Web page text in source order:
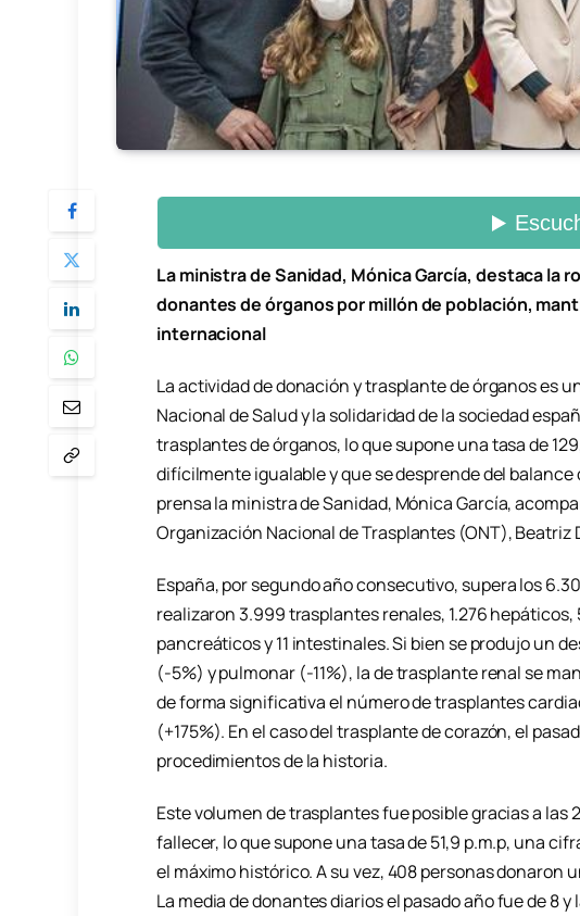
La ministra de Sanidad, Mónica García, destaca la
donantes de órganos por millón de población,
internacional
La actividad de donación y trasplante de órganos es
Nacional de Salud y la solidaridad de la sociedad
trasplantes de órganos, lo que supone una tasa de
difícilmente igualable y que se desprende del
prensa la ministra de Sanidad, Mónica García,
Organización Nacional de Trasplantes (ONT), Beatriz
España, por segundo año consecutivo, supera los
realizaron 3.999 trasplantes renales, 1.276
pancreáticos y 11 intestinales. Si bien se produjo un
(-5%) y pulmonar (-11%), la de trasplante renal se
de forma significativa el número de trasplantes
(+175%). En el caso del trasplante de corazón, el
procedimientos de la historia.
Este volumen de trasplantes fue posible gracias a las
fallecer, lo que supone una tasa de 51,9 p.m.p, una
el máximo histórico. A su vez, 408 personas donaron
La media de donantes diarios el pasado año fue de 8